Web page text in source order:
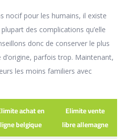
nocif pour les humains, il existe
des complications qu’elle
donc de conserver le plus
parfois trop. Maintenant,
les moins familiers avec
achat en
ligne belgique
Elimite vente
libre allemagne